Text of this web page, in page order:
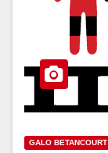
GALO BETANCOURT